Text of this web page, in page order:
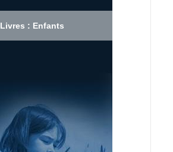
Livres : Enfants